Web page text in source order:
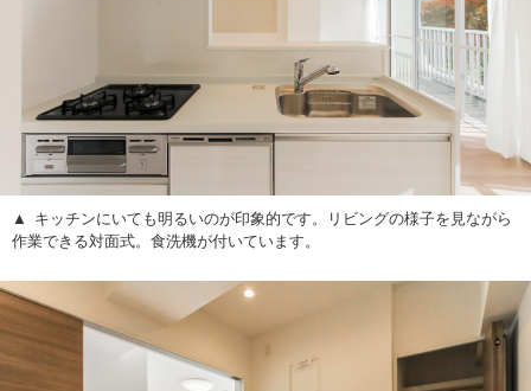
キッチンにいても明るいのが印象的です。リビングの様子を見ながら
作業できる対面式。食洗機が付いています。